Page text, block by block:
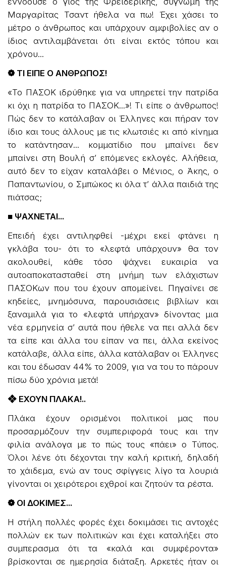
Μαργαρίτας Τσαντ ήθελα να πω! Έχει χάσει το
μέτρο ο άνθρωπος και υπάρχουν αμφιβολίες αν ο
ίδιος αντιλαμβάνεται ότι είναι εκτός τόπου και
χρόνου...
❁ ΤΙ ΕΙΠΕ Ο ΑΝΘΡΩΠΟΣ!
«Το ΠΑΣΟΚ ιδρύθηκε για να υπηρετεί την πατρίδα
κι όχι η πατρίδα το ΠΑΣΟΚ...»! Τι είπε ο άνθρωπος!
Πώς δεν το κατάλαβαν οι Έλληνες και πήραν τον
ίδιο και τους άλλους με τις κλωτσιές κι από κίνημα
το κατάντησαν... κομματίδιο που μπαίνει δεν
μπαίνει στη Βουλή σ’ επόμενες εκλογές. Αλήθεια,
αυτό δεν το είχαν καταλάβει ο Μένιος, ο Άκης, ο
Παπαντωνίου, ο Σμπώκος κι όλα τ’ άλλα παιδιά της
πιάτσας;
■ ΨΑΧΝΕΤΑΙ...
Επειδή έχει αντιληφθεί -μέχρι εκεί φτάνει η
γκλάβα του- ότι το «λεφτά υπάρχουν» θα τον
ακολουθεί, κάθε τόσο ψάχνει ευκαιρία να
αυτοαποκατασταθεί στη μνήμη των ελάχιστων
ΠΑΣΟΚων που του έχουν απομείνει. Πηγαίνει σε
κηδείες, μνημόσυνα, παρουσιάσεις βιβλίων και
ξαναμιλά για το «λεφτά υπήρχαν» δίνοντας μια
νέα ερμηνεία σ’ αυτά που ήθελε να πει αλλά δεν
τα είπε και άλλα του είπαν να πει, άλλα εκείνος
κατάλαβε, άλλα είπε, άλλα κατάλαβαν οι Έλληνες
και του έδωσαν 44% το 2009, για να του το πάρουν
πίσω δύο χρόνια μετά!
❖ ΕΧΟΥΝ ΠΛΑΚΑ!..
Πλάκα έχουν ορισμένοι πολιτικοί μας που
προσαρμόζουν την συμπεριφορά τους και την
φιλία ανάλογα με το πώς τους «πάει» ο Τύπος.
Όλοι λένε ότι δέχονται την καλή κριτική, δηλαδή
το χάιδεμα, ενώ αν τους σφίγγεις λίγο τα λουριά
γίνονται οι χειρότεροι εχθροί και ζητούν τα ρέστα.
❁ ΟΙ ΔΟΚΙΜΕΣ...
Η στήλη πολλές φορές έχει δοκιμάσει τις αντοχές
πολλών εκ των πολιτικών και έχει καταλήξει στο
συμπερασμα ότι τα «καλά και συμφέροντα»
βρίσκονται σε ημερησία διάταξη. Αρκετές ήταν οι